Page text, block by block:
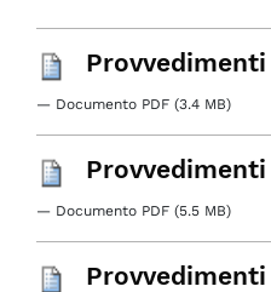
— Documento PDF (3.4 MB)
— Documento PDF (5.5 MB)